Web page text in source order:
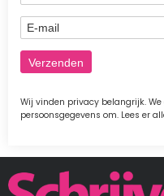
E-mail
Wij vinden privacy belangrijk.
persoonsgegevens om. Lees er
Afbeelding